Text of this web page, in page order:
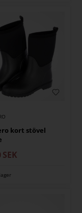
kort stövel
SEK